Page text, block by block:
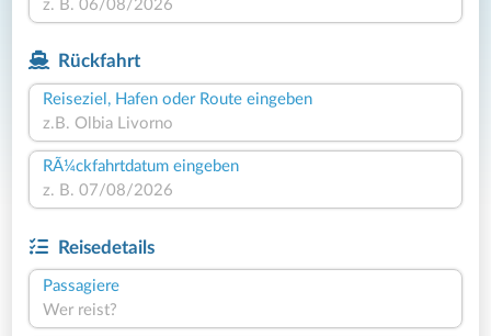
Rückfahrt
Reiseziel, Hafen oder Route eingeben
RÃ¼ckfahrtdatum eingeben
Reisedetails
Passagiere
Wer reist?